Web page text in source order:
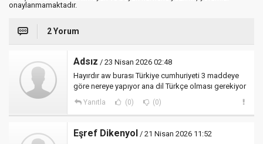
onaylanmamaktadır.
2 Yorum
Adsız / 23 Nisan 2026 02:48
Hayırdır aw burası Türkiye cumhuriyeti 3 maddeye
göre nereye yapıyor ana dil Türkçe olması gerekiyor
Yanıtla (0) (0)
Eşref Dikenyol / 21 Nisan 2026 11:52